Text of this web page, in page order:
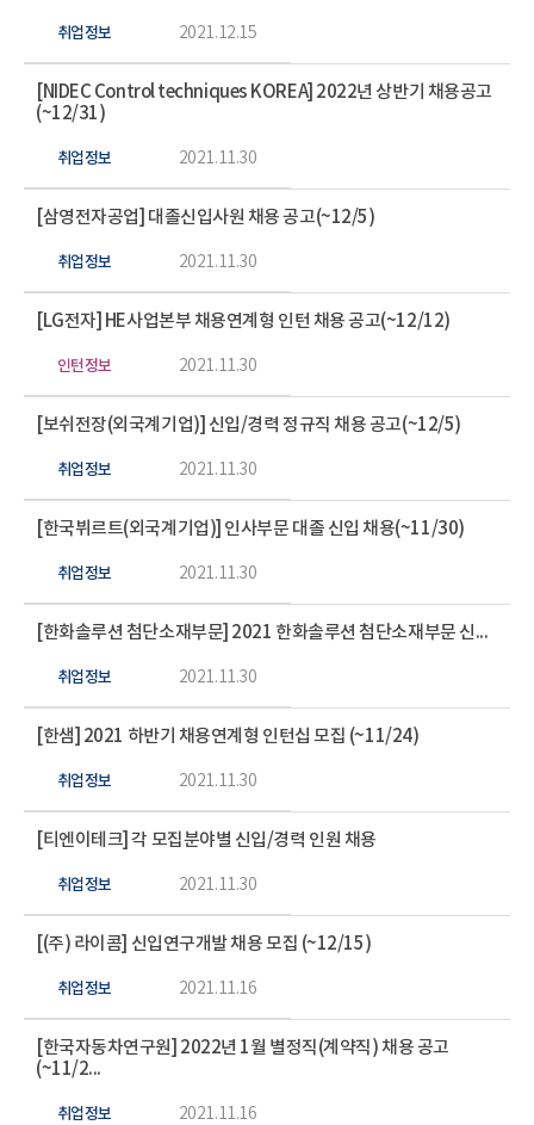
취업정보 2021.12.15
취업정보
[NIDEC Control techniques KOREA] 2022년 상반기 채용공고
(~12/31)
2021.11.30
취업정보
[삼영전자공업] 대졸신입사원 채용 공고(~12/5)
2021.11.30
인턴정보
[LG전자] HE사업본부 채용연계형 인턴 채용 공고(~12/12)
2021.11.30
취업정보
[보쉬전장(외국계기업)] 신입/경력 정규직 채용 공고(~12/5)
2021.11.30
취업정보
[한국뷔르트(외국계기업)] 인사부문 대졸 신입 채용(~11/30)
2021.11.30
취업정보
[한화솔루션 첨단소재부문] 2021 한화솔루션 첨단소재부문 신...
2021.11.30
취업정보
[한샘] 2021 하반기 채용연계형 인턴십 모집 (~11/24)
2021.11.30
취업정보
[티엔이테크] 각 모집분야별 신입/경력 인원 채용
2021.11.30
취업정보
[(주) 라이콤] 신입연구개발 채용 모집 (~12/15)
2021.11.16
취업정보
[한국자동차연구원] 2022년 1월 별정직(계약직) 채용 공고
(~11/2...
2021.11.16